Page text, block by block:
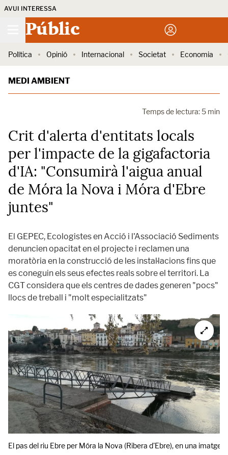
AVUI INTERESSA
Públic
Política Opinió Internacional Societat Economia
MEDI AMBIENT
Temps de lectura: 5 min
Crit d'alerta d'entitats locals
per l'impacte de la gigafactoria
d'IA: "Consumirà l'aigua anual
de Móra la Nova i Móra d'Ebre
juntes"
El GEPEC, Ecologistes en Acció i l'Associació Sediments
denuncien opacitat en el projecte i reclamen una
moratòria en la construcció de les instal·lacions fins que
es coneguin els seus efectes reals sobre el territori. La
CGT considera que els centres de dades generen "pocs"
llocs de treball i "molt especialitzats"
El pas del riu Ebre per Móra la Nova (Ribera d'Ebre), en una imatge